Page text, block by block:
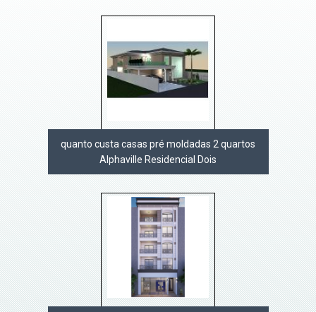
quanto custa casas pré moldadas 2 quartos
Alphaville Residencial Dois